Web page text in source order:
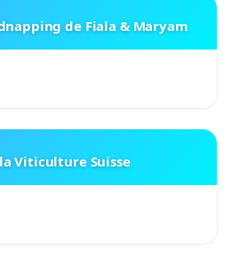
de Fiala & Maryam
Viticulture Suisse